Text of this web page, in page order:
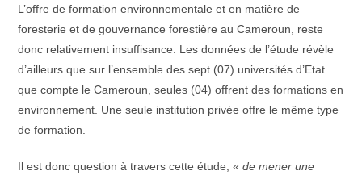
L’offre de formation environnementale et en matière de
foresterie et de gouvernance forestière au Cameroun, reste
donc relativement insuffisance. Les données de l’étude révèle
d’ailleurs que sur l’ensemble des sept (07) universités d’Etat
que compte le Cameroun, seules (04) offrent des formations en
environnement. Une seule institution privée offre le même type
de formation.
Il est donc question à travers cette étude, «de mener une